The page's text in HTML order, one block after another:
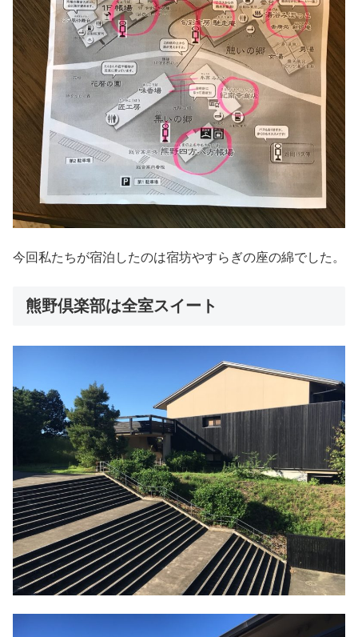
今回私たちが宿泊したのは宿坊やすらぎの座の綿でした。
熊野倶楽部は全室スイート